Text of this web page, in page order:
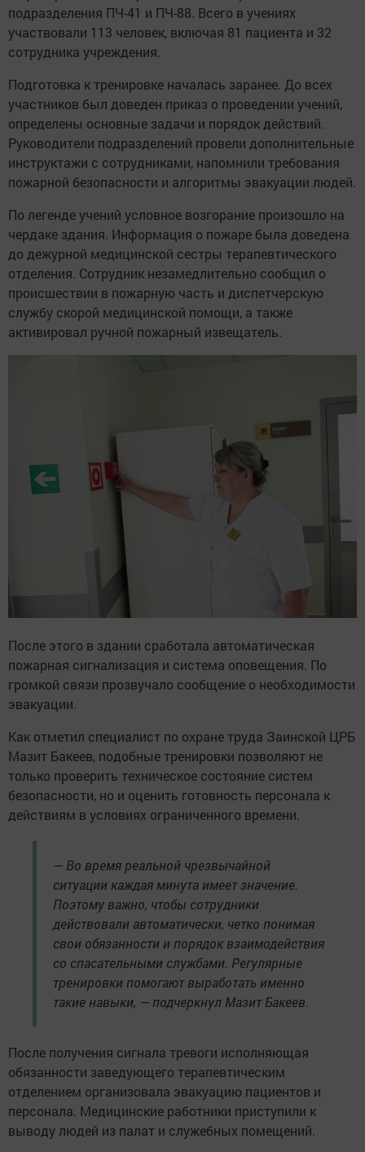
подразделения ПЧ-41 и ПЧ-88. Всего в учениях
участвовали 113 человек, включая 81 пациента и 32
сотрудника учреждения.
Подготовка к тренировке началась заранее. До всех
участников был доведен приказ о проведении учений,
определены основные задачи и порядок действий.
Руководители подразделений провели дополнительные
инструктажи с сотрудниками, напомнили требования
пожарной безопасности и алгоритмы эвакуации людей.
По легенде учений условное возгорание произошло на
чердаке здания. Информация о пожаре была доведена
до дежурной медицинской сестры терапевтического
отделения. Сотрудник незамедлительно сообщил о
происшествии в пожарную часть и диспетчерскую
службу скорой медицинской помощи, а также
активировал ручной пожарный извещатель.
После этого в здании сработала автоматическая
пожарная сигнализация и система оповещения. По
громкой связи прозвучало сообщение о необходимости
эвакуации.
Как отметил специалист по охране труда Заинской ЦРБ
Мазит Бакеев, подобные тренировки позволяют не
только проверить техническое состояние систем
безопасности, но и оценить готовность персонала к
действиям в условиях ограниченного времени.
— Во время реальной чрезвычайной
ситуации каждая минута имеет значение.
Поэтому важно, чтобы сотрудники
действовали автоматически, четко понимая
свои обязанности и порядок взаимодействия
со спасательными службами. Регулярные
тренировки помогают выработать именно
такие навыки, — подчеркнул Мазит Бакеев.
После получения сигнала тревоги исполняющая
обязанности заведующего терапевтическим
отделением организовала эвакуацию пациентов и
персонала. Медицинские работники приступили к
выводу людей из палат и служебных помещений.